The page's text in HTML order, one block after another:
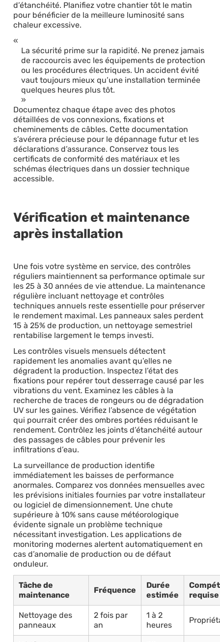
d’étanchéité. Planifiez votre chantier tôt le matin
pour bénéficier de la meilleure luminosité sans
chaleur excessive.
La sécurité prime sur la rapidité. Ne prenez jamais
de raccourcis avec les équipements de protection
ou les procédures électriques. Un accident évité
vaut toujours mieux qu’une installation terminée
quelques heures plus tôt.
Documentez chaque étape avec des photos
détaillées de vos connexions, fixations et
cheminements de câbles. Cette documentation
s’avérera précieuse pour le dépannage futur et les
déclarations d’assurance. Conservez tous les
certificats de conformité des matériaux et les
schémas électriques dans un dossier technique
accessible.
Vérification et maintenance
après installation
Une fois votre système en service, des contrôles
réguliers maintiennent sa performance optimale sur
les 25 à 30 années de vie attendue. La maintenance
régulière incluant nettoyage et contrôles
techniques annuels reste essentielle pour préserver
le rendement maximal. Les panneaux sales perdent
15 à 25% de production, un nettoyage semestriel
rentabilise largement le temps investi.
Les contrôles visuels mensuels détectent
rapidement les anomalies avant qu’elles ne
dégradent la production. Inspectez l’état des
fixations pour repérer tout desserrage causé par les
vibrations du vent. Examinez les câbles à la
recherche de traces de rongeurs ou de dégradation
UV sur les gaines. Vérifiez l’absence de végétation
qui pourrait créer des ombres portées réduisant le
rendement. Contrôlez les joints d’étanchéité autour
des passages de câbles pour prévenir les
infiltrations d’eau.
La surveillance de production identifie
immédiatement les baisses de performance
anormales. Comparez vos données mensuelles avec
les prévisions initiales fournies par votre installateur
ou logiciel de dimensionnement. Une chute
supérieure à 10% sans cause météorologique
évidente signale un problème technique
nécessitant investigation. Les applications de
monitoring modernes alertent automatiquement en
cas d’anomalie de production ou de défaut
onduleur.
Tâche de
maintenance
Fréquence
Durée
estimée
requise
Nettoyage des
panneaux
2 fois par
an
1 à 2
heures